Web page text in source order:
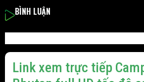
BÌNH LUẬN
Link xem trực tiếp